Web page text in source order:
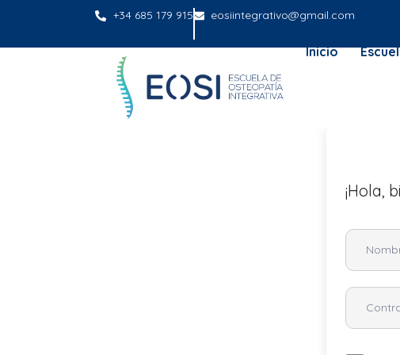
+34 685 179 915 eosiintegrativo@gmail.com
Inicio
¡Hola,